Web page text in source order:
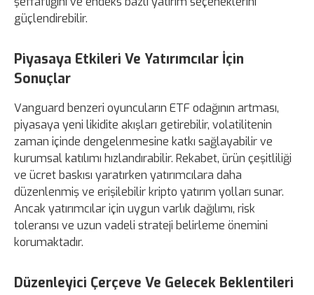
güçlendirebilir.
Piyasaya Etkileri Ve Yatırımcılar İçin
Sonuçlar
Vanguard benzeri oyuncuların ETF odağının artması,
piyasaya yeni likidite akışları getirebilir, volatilitenin
zaman içinde dengelenmesine katkı sağlayabilir ve
kurumsal katılımı hızlandırabilir. Rekabet, ürün çeşitliliği
ve ücret baskısı yaratırken yatırımcılara daha
düzenlenmiş ve erişilebilir kripto yatırım yolları sunar.
Ancak yatırımcılar için uygun varlık dağılımı, risk
toleransı ve uzun vadeli strateji belirleme önemini
korumaktadır.
Düzenleyici Çerçeve Ve Gelecek Beklentileri